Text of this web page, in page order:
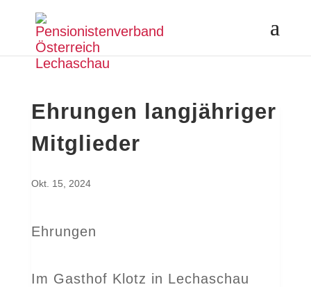
Ehrungen langjähriger
Mitglieder
Okt. 15, 2024
Ehrungen
Im Gasthof Klotz in Lechaschau